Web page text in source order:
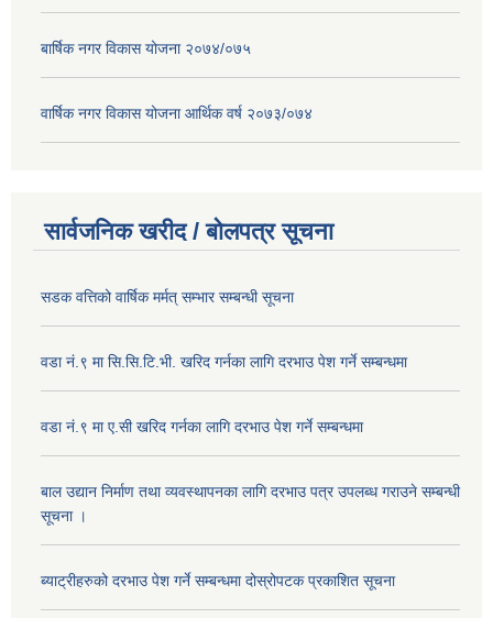
बार्षिक नगर विकास योजना २०७४/०७५
वार्षिक नगर विकास योजना आर्थिक वर्ष २०७३/०७४
सार्वजनिक खरीद / बोलपत्र सूचना
सडक वत्तिको वार्षिक मर्मत् सम्भार सम्बन्धी सूचना
वडा नं.९ मा सि.सि.टि.भी. खरिद गर्नका लागि दरभाउ पेश गर्ने सम्बन्धमा
वडा नं.९ मा ए.सी खरिद गर्नका लागि दरभाउ पेश गर्ने सम्बन्धमा
बाल उद्यान निर्माण तथा व्यवस्थापनका लागि दरभाउ पत्र उपलब्ध गराउने सम्बन्धी
सूचना ।
ब्याट्रीहरुको दरभाउ पेश गर्ने सम्बन्धमा दोस्रोपटक प्रकाशित सूचना